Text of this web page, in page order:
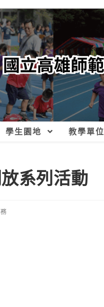
學生園地 教學單位
系列活動